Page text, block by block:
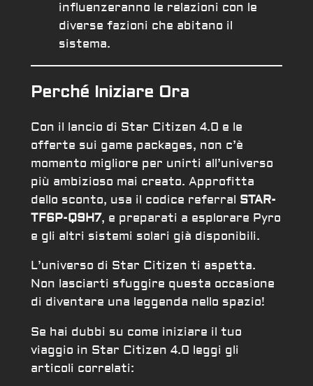
influenzeranno le relazioni con le
diverse fazioni che abitano il
sistema.
Perché Iniziare Ora
Con il lancio di Star Citizen 4.0 e le
offerte sui game packages, non c’è
momento migliore per unirti all’universo
più ambizioso mai creato. Approfitta
dello sconto, usa il codice referral STAR-
TF6P-Q9H7, e preparati a esplorare Pyro
e gli altri sistemi solari già disponibili.
L’universo di Star Citizen ti aspetta.
Non lasciarti sfuggire questa occasione
di diventare una leggenda nello spazio!
Se hai dubbi su come iniziare il tuo
viaggio in Star Citizen 4.0 leggi gli
articoli correlati: